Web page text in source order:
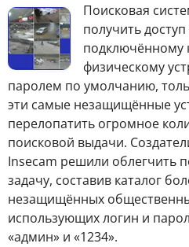
Поисковая
получить
подключённому
физическому
паролем по умолчанию,
эти самые незащищённые
перелопатить огромное
поисковой выдачи.
Insecam решили облегчить
задачу, составив каталог
незащищённых
использующих логин и
«админ» и «1234».